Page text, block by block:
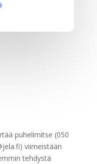
puhelimitse (050
viimeistään
tehdystä